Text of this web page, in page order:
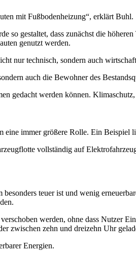
mit Fußbodenheizung“, erklärt Buhl.
gestaltet, dass zunächst die
genutzt werden.
nur technisch, sondern auch
auch die Bewohner des
gedacht werden können.
immer größere Rolle. Ein Beispiel
vollständig auf
teuer ist und wenig
werden, ohne dass Nutzer
zwischen zehn und dreizehn Uhr
Energien.